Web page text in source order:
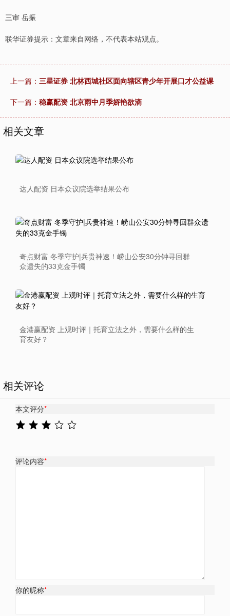
三审 岳振
联华证券提示：文章来自网络，不代表本站观点。
上一篇： 三星证券 北林西城社区面向辖区青少年开展口才公益课
下一篇： 稳赢配资 北京雨中月季娇艳欲滴
相关文章
达人配资 日本众议院选举结果公布
奇点财富 冬季守护|兵贵神速！崂山公安30分钟寻回群
众遗失的33克金手镯
金港赢配资 上观时评｜托育立法之外，需要什么样的生
育友好？
相关评论
本文评分*
评论内容*
你的昵称*